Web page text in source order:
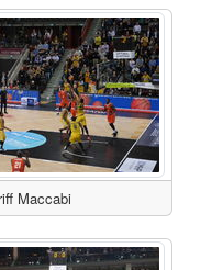
Maccabi